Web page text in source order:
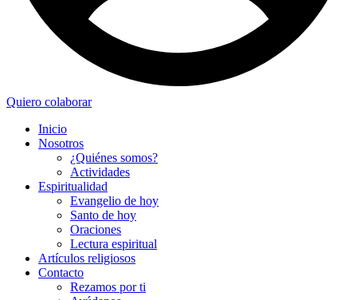
Quiero colaborar
Inicio
Nosotros
¿Quiénes somos?
Actividades
Espiritualidad
Evangelio de hoy
Santo de hoy
Oraciones
Lectura espiritual
Artículos religiosos
Contacto
Rezamos por ti